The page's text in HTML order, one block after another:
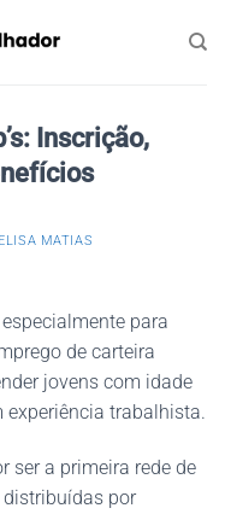
Inscrição,
ELISA MATIAS
para
de carteira
jovens com idade
experiência trabalhista.
ser a primeira rede de
por